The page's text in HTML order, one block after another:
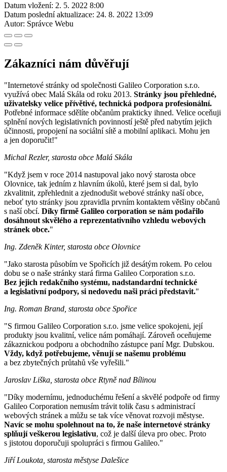
Datum vložení: 2. 5. 2022 8:00
Datum poslední aktualizace: 24. 8. 2022 13:09
Autor: Správce Webu
Zákazníci nám důvěřují
"Internetové stránky od společnosti Galileo Corporation s.r.o.
využívá obec Malá Skála od roku 2013. Stránky jsou přehledné,
uživatelsky velice přívětivé, technická podpora profesionální.
Potřebné informace sdělíte občanům prakticky ihned. Velice oceňuji
splnění nových legislativních povinností ještě před nabytím jejich
účinnosti, propojení na sociální sítě a mobilní aplikaci. Mohu jen
a jen doporučit!"
Michal Rezler, starosta obce Malá Skála
"Když jsem v roce 2014 nastupoval jako nový starosta obce
Olovnice, tak jedním z hlavním úkolů, které jsem si dal, bylo
zkvalitnit, zpřehlednit a zjednodušit webové stránky naší obce,
neboť tyto stránky jsou zpravidla prvním kontaktem většiny občanů
s naší obcí. Díky firmě Galileo corporation se nám podařilo
dosáhnout skvělého a reprezentativního vzhledu webových
stránek obce."
Ing. Zdeněk Kinter, starosta obce Olovnice
"Jako starosta působím ve Spořicích již desátým rokem. Po celou
dobu se o naše stránky stará firma Galileo Corporation s.r.o.
Bez jejich redakčního systému, nadstandardní technické
a legislativní podpory, si nedovedu naši práci představit."
Ing. Roman Brand, starosta obce Spořice
"S firmou Galileo Corporation s.r.o. jsme velice spokojeni, její
produkty jsou kvalitní, velice nám pomáhají. Zároveň oceňujeme
zákaznickou podporu a obchodního zástupce paní Mgr. Dubskou.
Vždy, když potřebujeme, věnují se našemu problému
a bez zbytečných průtahů vše vyřešili."
Jaroslav Liška, starosta obce Rtyně nad Bílinou
"Díky modernímu, jednoduchému řešení a skvělé podpoře od firmy
Galileo Corporation nemusím trávit tolik času s administrací
webových stránek a můžu se tak více věnovat rozvoji městyse.
Navíc se mohu spolehnout na to, že naše internetové stránky
splňují veškerou legislativu, což je další úleva pro obec. Proto
s jistotou doporučuji spolupráci s firmou Galileo."
Jiří Loukota, starosta městyse Dalešice